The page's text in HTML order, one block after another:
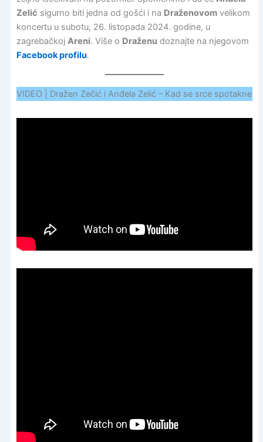
Zelić sigurno biti jedna od gošći i na Draženovomvelikom
koncertu u subotu, 26. listopada 2024. godine, u
zagrebačkoj Areni. Više o Draženu doznajte na njegovom
Facebook profilu.
VIDEO | Dražen Zečić i Anđela Zelić – Kad se srce spotakne